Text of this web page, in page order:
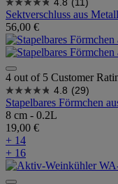
4.8 (11)
Sektverschluss aus
56,00 €
4 out of 5 Customer
4.8 (29)
Stapelbares Förmchen
8 cm - 0.2L
19,00 €
+ 14
+ 16